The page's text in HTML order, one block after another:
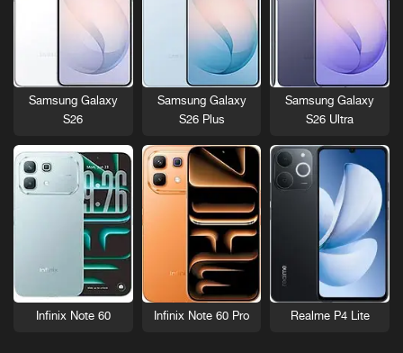
Samsung Galaxy
S26 Ultra
Samsung Galaxy
S26 Plus
Samsung Galaxy
S26
Realme P4 Lite
Infinix Note 60 Pro
Infinix Note 60